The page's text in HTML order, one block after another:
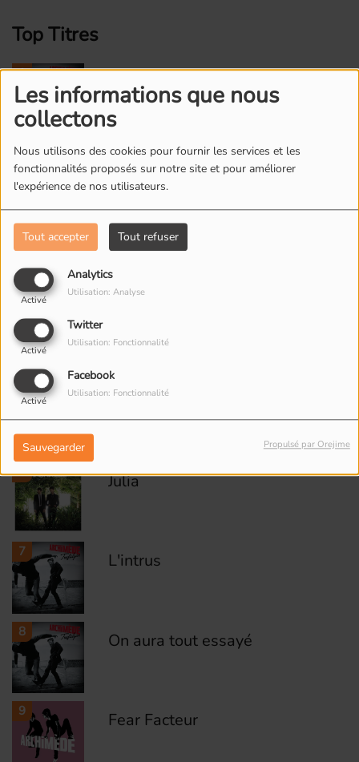
Les informations que nous
collectons
Nous utilisons des cookies pour fournir les services et les
fonctionnalités proposés sur notre site et pour améliorer
l'expérience de nos utilisateurs.
Tout accepter Tout refuser
Analytics
Activé
Utilisation: Analyse
Twitter
Activé
Utilisation: Fonctionnalité
Facebook
Activé
Utilisation: Fonctionnalité
Sauvegarder Propulsé par Orejime
Top Titres
1 Le bonheur
2 Je prends
3 L' Eté Revient
5 L'été revient
6 Julia
7 L'intrus
8 On aura tout essayé
9 Fear Facteur